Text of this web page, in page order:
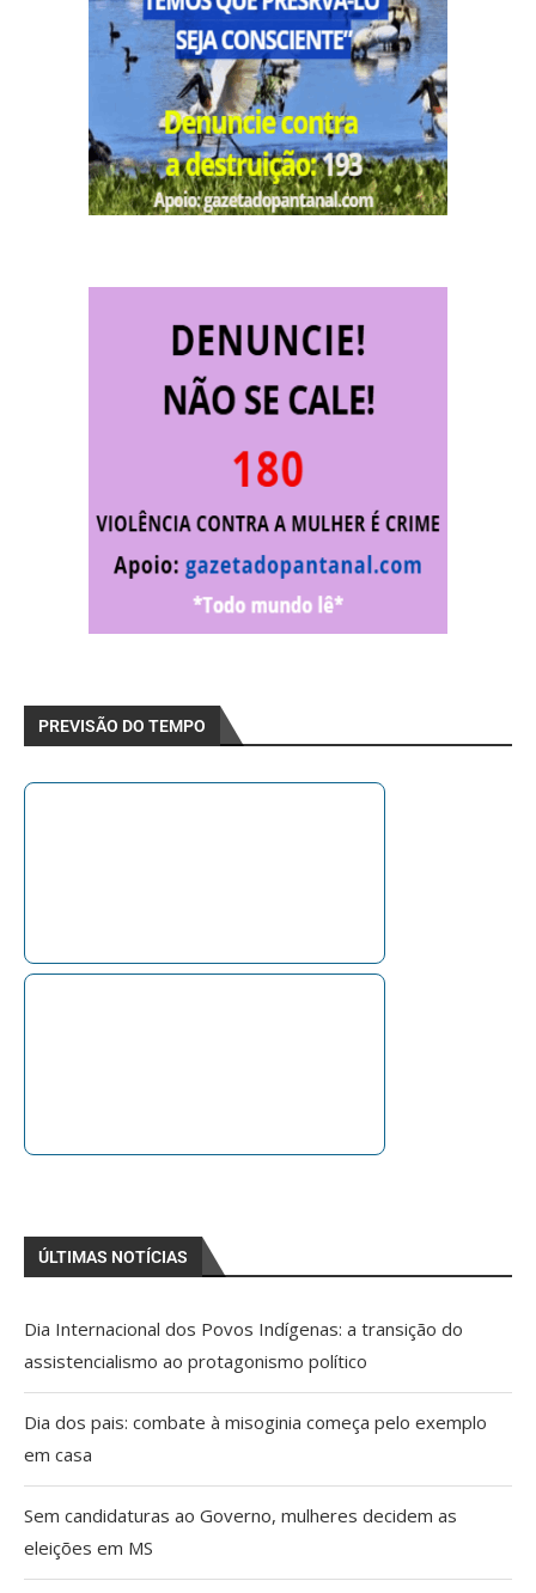
PREVISÃO DO TEMPO
ÚLTIMAS NOTÍCIAS
Dia Internacional dos Povos Indígenas: a transição do
assistencialismo ao protagonismo político
Dia dos pais: combate à misoginia começa pelo exemplo
em casa
Sem candidaturas ao Governo, mulheres decidem as
eleições em MS